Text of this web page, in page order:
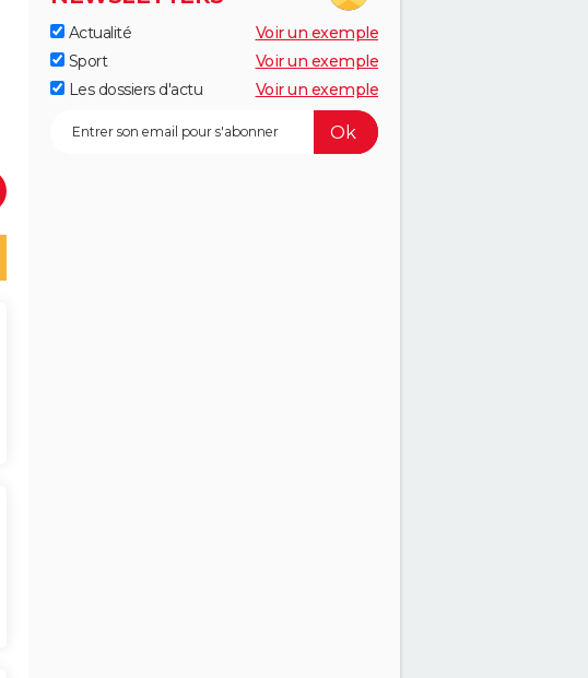
Actualité
Voir un exemple
Sport
Voir un exemple
Les dossiers d'actu
Voir un exemple